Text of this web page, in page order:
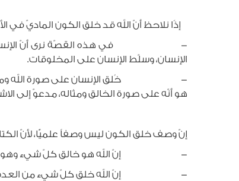
إذًا نلاحظ أنّ الله قد خلق الكون الماديّ في
- في هذه القصّة نرى أنّ الإنسان قد خُلِق
الإنسان، وسلّط الإنسان على المخلوقات.
- خُلق الإنسان على صورة الله ومثاله،
هو أنّه على صورة الخالق ومثاله، مدعوّ إلى
إنّ وصف خلق الكون ليس وصفاً علميًّا، لأنّ
- إنّ الله هو خالق كلّ شيء وهو
- إنّ الله خلق كلّ شيء من العدم،